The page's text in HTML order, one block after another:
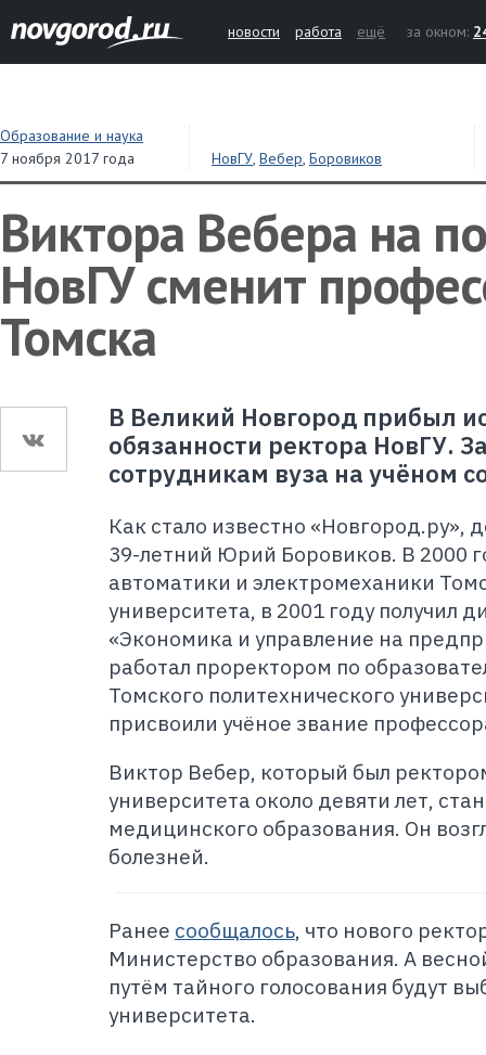
новости работа ещё за окном:
Образование и наука
7 ноября 2017 года
НовГУ, Вебер, Боровиков
Виктора Вебера на
НовГУ сменит
Томска
В Великий Новгород прибыл
обязанности ректора НовГУ.
сотрудникам вуза на учёном
Как стало известно «Новгород.ру»,
39-летний Юрий Боровиков. В 2000
автоматики и электромеханики
университета, в 2001 году получил
«Экономика и управление на
работал проректором по
Томского политехнического
присвоили учёное звание
Виктор Вебер, который был
университета около девяти лет,
медицинского образования. Он
болезней.
Ранее сообщалось, что нового
Министерство образования. А
путём тайного голосования будут
университета.